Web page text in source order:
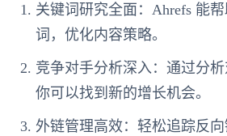
关键词研究全面 ：Ahrefs 能
词，优化内容策略。
竞争对手分析深入 ：通过分
你可以找到新的增长机会。
外链管理高效：轻松追踪反